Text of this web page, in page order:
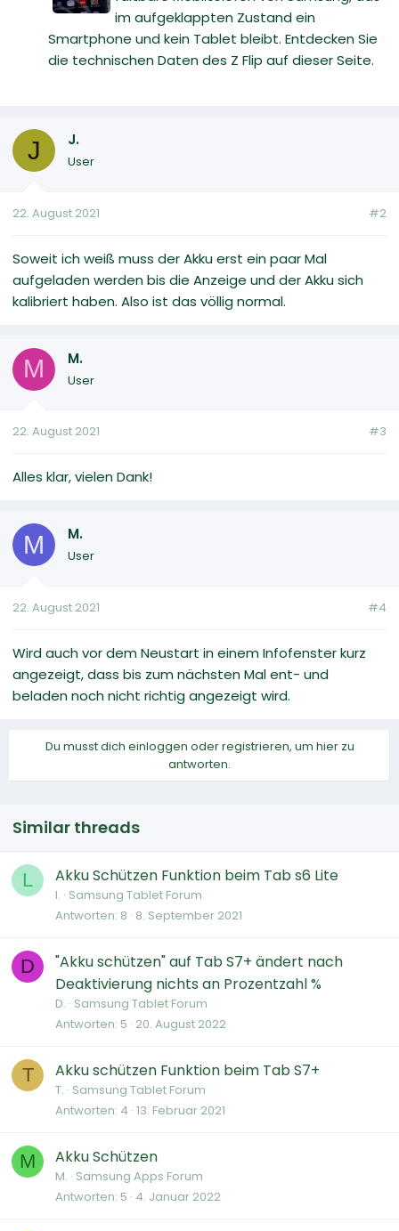
im aufgeklappten Zustand ein
Smartphone und kein Tablet bleibt. Entdecken Sie
die technischen Daten des Z Flip auf dieser Seite.
J J.
User
22. August 2021 #2
Soweit ich weiß muss der Akku erst ein paar Mal
aufgeladen werden bis die Anzeige und der Akku sich
kalibriert haben. Also ist das völlig normal.
M M.
User
22. August 2021 #3
Alles klar, vielen Dank!
M M.
User
22. August 2021 #4
Wird auch vor dem Neustart in einem Infofenster kurz
angezeigt, dass bis zum nächsten Mal ent- und
beladen noch nicht richtig angezeigt wird.
Du musst dich einloggen oder registrieren, um hier zu
antworten.
Similar threads
L Akku Schützen Funktion beim Tab s6 Lite
l. Samsung Tablet Forum
Antworten 8 8. September 2021
D
"Akku schützen" auf Tab S7+ ändert nach
Deaktivierung nichts an Prozentzahl %
D. Samsung Tablet Forum
Antworten 5 20. August 2022
T Akku schützen Funktion beim Tab S7+
T. Samsung Tablet Forum
Antworten 4 13. Februar 2021
M Akku Schützen
M. Samsung Apps Forum
Antworten 5 4. Januar 2022